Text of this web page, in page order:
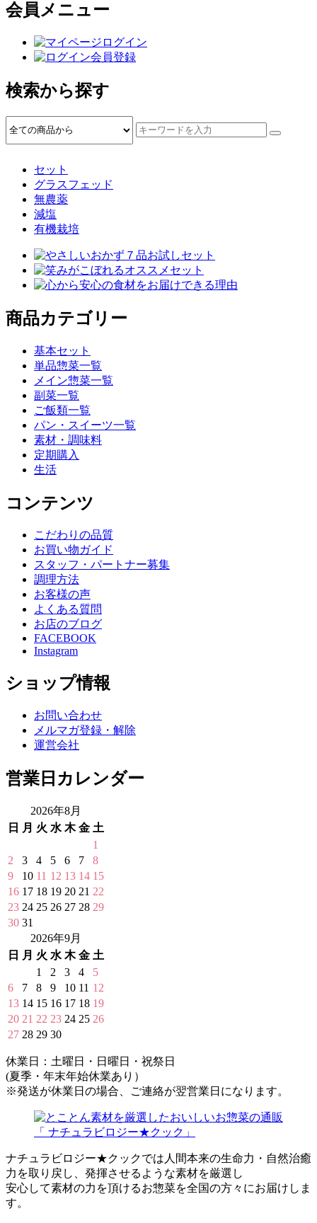
会員メニュー
ログイン
会員登録
検索から探す
セット
グラスフェッド
無農薬
減塩
有機栽培
商品カテゴリー
基本セット
単品惣菜一覧
メイン惣菜一覧
副菜一覧
ご飯類一覧
パン・スイーツ一覧
素材・調味料
定期購入
生活
コンテンツ
こだわりの品質
お買い物ガイド
スタッフ・パートナー募集
調理方法
お客様の声
よくある質問
お店のブログ
FACEBOOK
Instagram
ショップ情報
お問い合わせ
メルマガ登録・解除
運営会社
営業日カレンダー
2026年8月
日
月 火 水 木 金 土
1
2
3 4 5 6 7
8
9
10 11 12 13 14 15
16 17 18 19 20 21 22
23 24 25 26 27 28 29
30 31
2026年9月
日
月 火 水 木 金 土
1
2 3 4
5
6
7 8 9 10 11 12
13 14 15 16 17 18 19
20 21 22 23 24 25 26
27 28 29 30
休業日：土曜日・日曜日・祝祭日
(夏季・年末年始休業あり）
※発送が休業日の場合、ご連絡が翌営業日になります。
ナチュラビロジー★クックでは人間本来の生命力・自然治癒
力を取り戻し、発揮させるような素材を厳選し
安心して素材の力を頂けるお惣菜を全国の方々にお届けしま
す。